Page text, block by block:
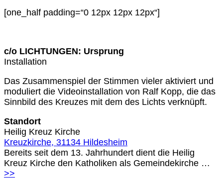
[one_half padding=“0 12px 12px 12px“]
c/o LICHTUNGEN: Ursprung
Installation
Das Zusammenspiel der Stimmen vieler aktiviert und
moduliert die Videoinstallation von Ralf Kopp, die das
Sinnbild des Kreuzes mit dem des Lichts verknüpft.
Standort
Heilig Kreuz Kirche
Kreuzkirche, 31134 Hildesheim
Bereits seit dem 13. Jahrhundert dient die Heilig
Kreuz Kirche den Katholiken als Gemeindekirche …
>>